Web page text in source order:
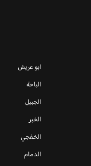
ابو عريش
الباحة
الجبيل
الخبر
الخفجي
الدمام